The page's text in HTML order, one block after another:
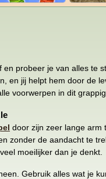
en probeer je van alles te
en jij helpt hem door de
voorwerpen in dit
door zijn zeer lange arm
zonder de aandacht te
moeilijker dan je denkt.
Gebruik alles wat je